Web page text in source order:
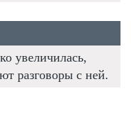
увеличилась,
разговоры с ней.